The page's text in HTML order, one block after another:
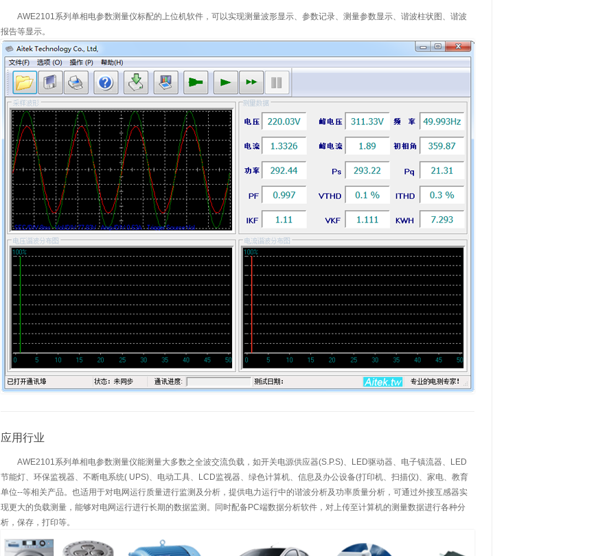
AWE2101系列单相电参数测量仪标配的上位机软件，可以实现测量波形显示、参数记录、测量参数显示、谐波柱状图、谐波
报告等显示。
应用行业
AWE2101系列单相电参数测量仪能测量大多数之全波交流负载，如开关电源供应器(S.P.S)、LED驱动器、电子镇流器、LED
节能灯、环保监视器、不断电系统( UPS)、电动工具、LCD监视器、绿色计算机、信息及办公设备(打印机、扫描仪)、家电、教育
单位--等相关产品。也适用于对电网运行质量进行监测及分析，提供电力运行中的谐波分析及功率质量分析，可通过外接互感器实
现更大的负载测量，能够对电网运行进行长期的数据监测。同时配备PC端数据分析软件，对上传至计算机的测量数据进行各种分
析，保存，打印等。